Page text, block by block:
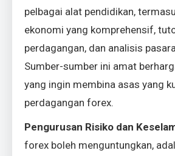
pelbagai alat pendidikan,
ekonomi yang komprehensif,
perdagangan, dan analisis
Sumber-sumber ini amat
yang ingin membina asas yang
perdagangan forex.
Pengurusan Risiko dan
forex boleh menguntungkan,